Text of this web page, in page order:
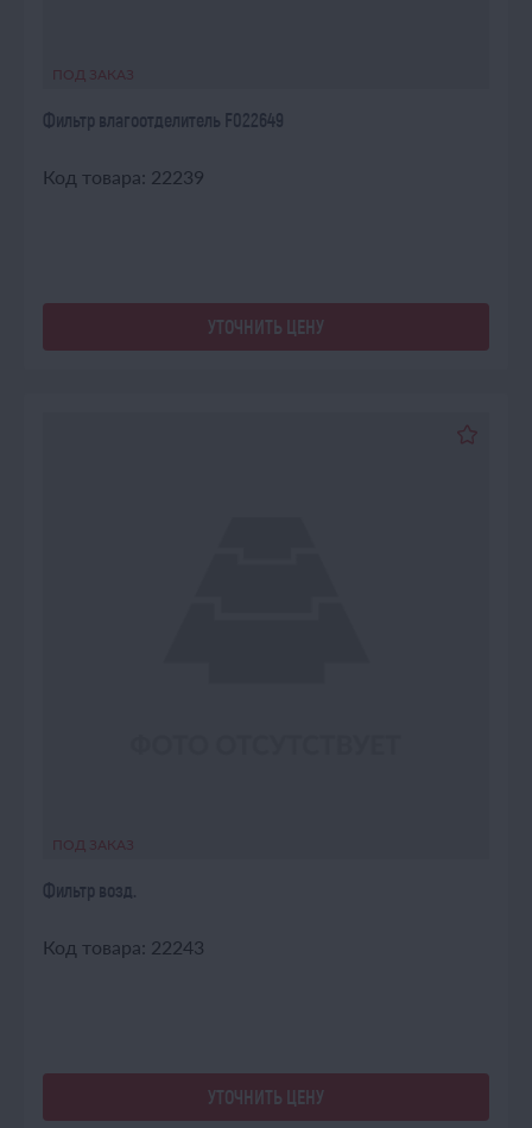
ПОД ЗАКАЗ
Фильтр влагоотделитель F022649
Код товара: 22239
УТОЧНИТЬ ЦЕНУ
ПОД ЗАКАЗ
Фильтр возд.
Код товара: 22243
УТОЧНИТЬ ЦЕНУ